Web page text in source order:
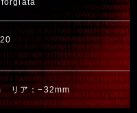
リア：−32mm